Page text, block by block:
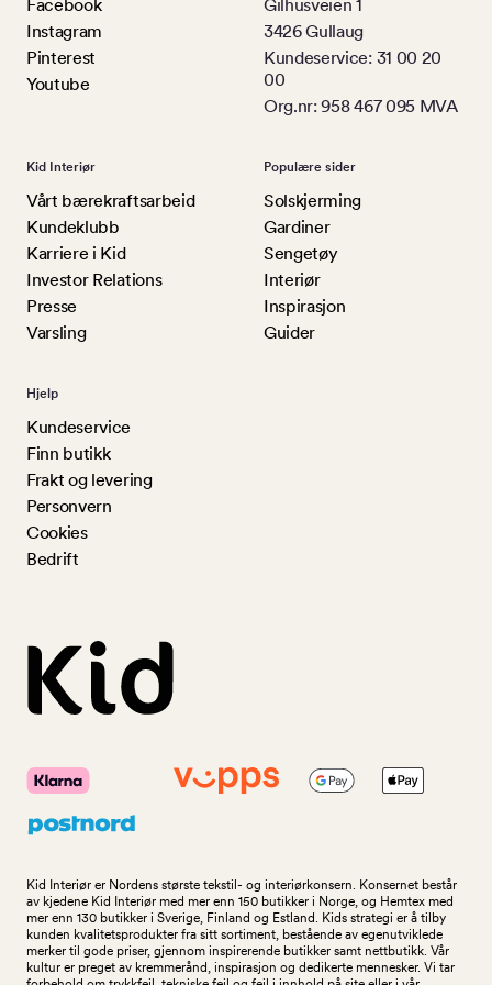
Facebook
Instagram
Pinterest
Youtube
Gilhusveien 1
3426 Gullaug
Kundeservice: 31 00 20
00
Org.nr: 958 467 095 MVA
Kid Interiør
Vårt bærekraftsarbeid
Kundeklubb
Karriere i Kid
Investor Relations
Presse
Varsling
Populære sider
Solskjerming
Gardiner
Sengetøy
Interiør
Inspirasjon
Guider
Hjelp
Kundeservice
Finn butikk
Frakt og levering
Personvern
Cookies
Bedrift
Kid Interiør er Nordens største tekstil- og interiørkonsern. Konsernet består
av kjedene Kid Interiør med mer enn 150 butikker i Norge, og Hemtex med
mer enn 130 butikker i Sverige, Finland og Estland. Kids strategi er å tilby
kunden kvalitetsprodukter fra sitt sortiment, bestående av egenutviklede
merker til gode priser, gjennom inspirerende butikker samt nettbutikk. Vår
kultur er preget av kremmerånd, inspirasjon og dedikerte mennesker. Vi tar